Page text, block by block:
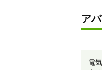
ア
電